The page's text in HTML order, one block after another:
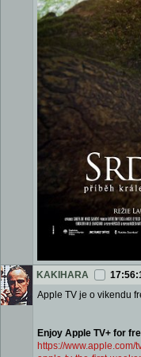
KAKIHARA
Apple TV je o vikendu
Enjoy Apple TV+ for
https://